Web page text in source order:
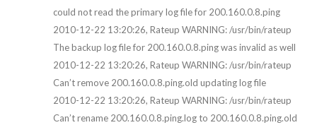
could not read the primary log file for 200.160.0.8.ping
2010-12-22 13:20:26, Rateup WARNING: /usr/bin/rateup
The backup log file for 200.160.0.8.ping was invalid as well
2010-12-22 13:20:26, Rateup WARNING: /usr/bin/rateup
Can’t remove 200.160.0.8.ping.old updating log file
2010-12-22 13:20:26, Rateup WARNING: /usr/bin/rateup
Can’t rename 200.160.0.8.ping.log to 200.160.0.8.ping.old